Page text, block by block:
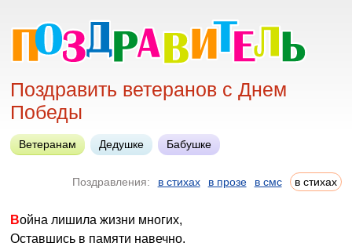
Поздравить ветеранов с Днем
Победы
Ветеранам Дедушке Бабушке
Поздравления: в стихах в прозе в смс в стихах
Война лишила жизни многих,
Оставшись в памяти навечно.